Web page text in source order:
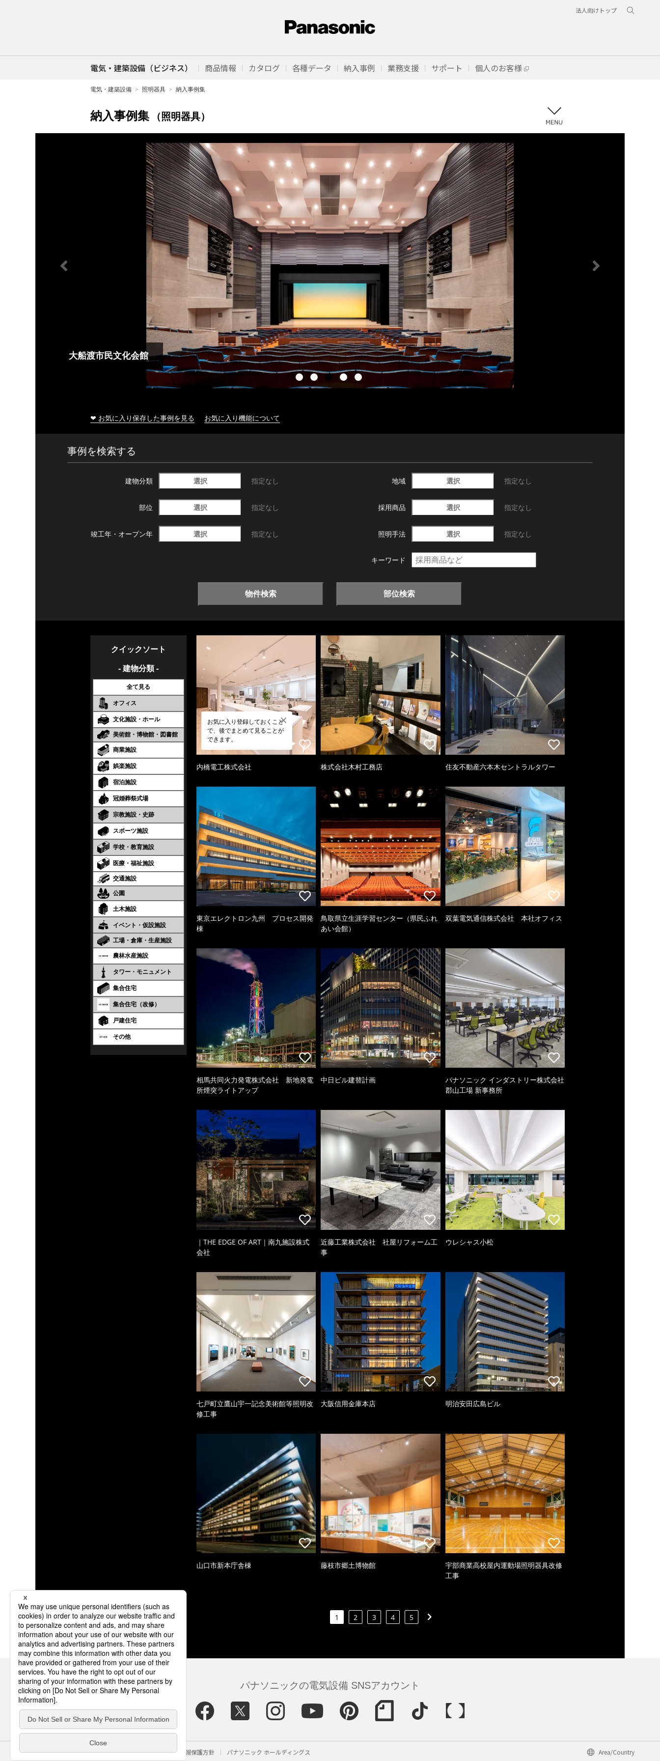
法人向けトップ
電気・建築設備（ビジネス） 商品情報 カタログ 各種データ 納入事例 業務支援 サポート 個人のお客様
電気・建築設備 照明器具 納入事例集
納入事例集 （照明器具）
大船渡市民文化会館
❤ お気に入り保存した事例を見る お気に入り機能について
事例を検索する
建物分類 選択 指定なし 地域 選択 指定なし
部位 選択 指定なし 採用商品 選択 指定なし
竣工年・ オープン年 選択 指定なし 照明手法 選択 指定なし
キーワード
物件検索 部位検索
クイックソート
- 建物分類 -
全て見る
オフィス
文化施設・ホール
美術館・博物館・図書館
商業施設
娯楽施設
宿泊施設
冠婚葬祭式場
宗教施設・史跡
スポーツ施設
学校・教育施設
医療・福祉施設
交通施設
公園
土木施設
イベント・仮設施設
工場・倉庫・生産施設
農林水産施設
タワー・モニュメント
集合住宅
集合住宅（改修）
戸建住宅
その他
お気に入り登録しておくこと
で、後でまとめて見ることが
できます。
内橋電工株式会社 株式会社木村工務店 住友不動産六本木セントラルタワー
東京エレクトロン九州 プロセス開発
棟
鳥取県立生涯学習センター（県民ふれ
あい会館）
双葉電気通信株式会社 本社オフィス
相馬共同火力発電株式会社 新地発電
所煙突ライトアップ
中日ビル建替計画
パナソニック インダストリー株式会社
郡山工場 新事務所
｜THE EDGE OF ART｜南九施設株式
会社
近藤工業株式会社 社屋リフォーム工
事
ウレシャス小松
七戸町立鷹山宇一記念美術館等照明改
修工事
大阪信用金庫本店 明治安田広島ビル
山口市新本庁舎棟 藤枝市郷土博物館
宇部商業高校屋内運動場照明器具改修
工事
1 2 3 4 5
パナソニックの電気設備 SNSアカウント
サイトのご利用にあたって クッキーポリシー 個人情報保護方針 パナソニック ホールディングス Area/Country